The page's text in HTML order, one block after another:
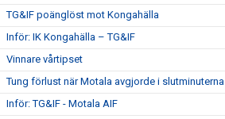
TG&IF poänglöst mot Kongahälla
Inför: IK Kongahälla – TG&IF
Vinnare vårtipset
Tung förlust när Motala avgjorde i slutminuterna
Inför: TG&IF - Motala AIF